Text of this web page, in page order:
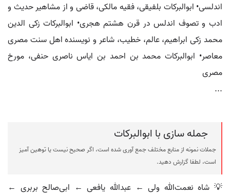
اندلسی• ابوالبرکات بلفیقی، فقیه مالکی، قاضی و از مشاهیر حدیث و
ادب و تصوف اندلس در قرن هشتم هجری• ابوالبرکات زکی الدین
محمد زکی ابراهیم، عالم، خطیب، شاعر و نویسنده اهل سنت مصری
معاصر• ابوالبرکات محمد بن احمد بن ایاس ناصری حنفی، مورخ
مصری
...
جمله سازی با ابوالبرکات
جملات نمونه از منابع مختلف جمع آوری شده است، اگر صحیح نیست یا توهین آمیز
است، لطفا گزارش دهید.
💡 شاه نعمت‌الله ولی ← عبدالله یافعی ← ابی‌صالح بربری ←